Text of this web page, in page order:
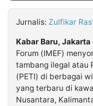
Kabarbaru.co
2026
Jurnalis: Zulfikar
Kabar Baru, Jakarta
Forum (IMEF)
tambang ilegal atau
(PETI) di berbagai
yang terbaru di
Nusantara,